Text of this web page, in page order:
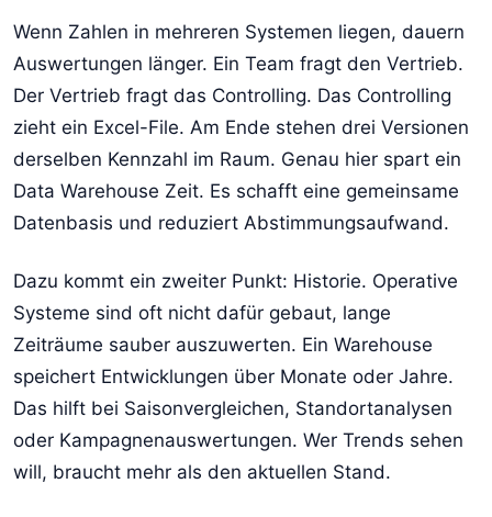
Wenn Zahlen in mehreren Systemen liegen, dauern
Auswertungen länger. Ein Team fragt den Vertrieb.
Der Vertrieb fragt das Controlling. Das Controlling
zieht ein Excel-File. Am Ende stehen drei Versionen
derselben Kennzahl im Raum. Genau hier spart ein
Data Warehouse Zeit. Es schafft eine gemeinsame
Datenbasis und reduziert Abstimmungsaufwand.
Dazu kommt ein zweiter Punkt: Historie. Operative
Systeme sind oft nicht dafür gebaut, lange
Zeiträume sauber auszuwerten. Ein Warehouse
speichert Entwicklungen über Monate oder Jahre.
Das hilft bei Saisonvergleichen, Standortanalysen
oder Kampagnenauswertungen. Wer Trends sehen
will, braucht mehr als den aktuellen Stand.